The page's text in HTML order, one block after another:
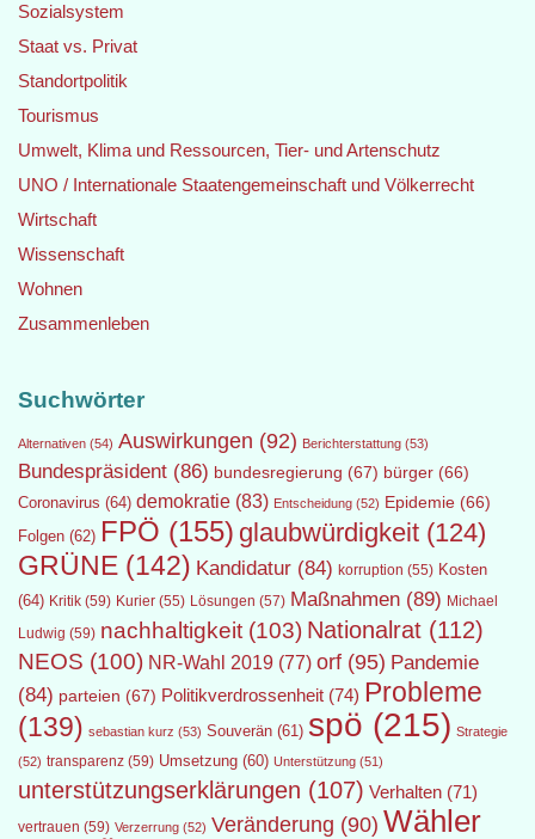
Sozialsystem
Staat vs. Privat
Standortpolitik
Tourismus
Umwelt, Klima und Ressourcen, Tier- und Artenschutz
UNO / Internationale Staatengemeinschaft und Völkerrecht
Wirtschaft
Wissenschaft
Wohnen
Zusammenleben
Suchwörter
Alternativen (54) Auswirkungen (92) Berichterstattung (53)
Bundespräsident (86) bundesregierung (67) bürger (66)
Coronavirus (64) demokratie (83) Entscheidung (52) Epidemie (66)
Folgen (62) FPÖ (155) glaubwürdigkeit (124)
GRÜNE (142) Kandidatur (84) korruption (55) Kosten
(64) Kritik (59) Kurier (55) Lösungen (57) Maßnahmen (89) Michael
Ludwig (59) nachhaltigkeit (103) Nationalrat (112)
NEOS (100) NR-Wahl 2019 (77) orf (95) Pandemie
(84) parteien (67) Politikverdrossenheit (74) Probleme
(139) sebastian kurz (53) Souverän (61) spö (215) Strategie
(52) transparenz (59) Umsetzung (60) Unterstützung (51)
unterstützungserklärungen (107) Verhalten (71)
vertrauen (59) Verzerrung (52) Veränderung (90) Wähler